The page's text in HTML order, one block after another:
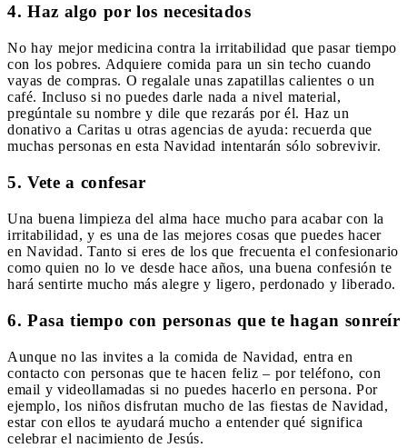
4. Haz algo por los necesitados
No hay mejor medicina contra la irritabilidad que pasar tiempo
con los pobres. Adquiere comida para un sin techo cuando
vayas de compras. O regalale unas zapatillas calientes o un
café. Incluso si no puedes darle nada a nivel material,
pregúntale su nombre y dile que rezarás por él. Haz un
donativo a Caritas u otras agencias de ayuda: recuerda que
muchas personas en esta Navidad intentarán sólo sobrevivir.
5. Vete a confesar
Una buena limpieza del alma hace mucho para acabar con la
irritabilidad, y es una de las mejores cosas que puedes hacer
en Navidad. Tanto si eres de los que frecuenta el confesionario
como quien no lo ve desde hace años, una buena confesión te
hará sentirte mucho más alegre y ligero, perdonado y liberado.
6. Pasa tiempo con personas que te hagan sonreír
Aunque no las invites a la comida de Navidad, entra en
contacto con personas que te hacen feliz – por teléfono, con
email y videollamadas si no puedes hacerlo en persona. Por
ejemplo, los niños disfrutan mucho de las fiestas de Navidad,
estar con ellos te ayudará mucho a entender qué significa
celebrar el nacimiento de Jesús.